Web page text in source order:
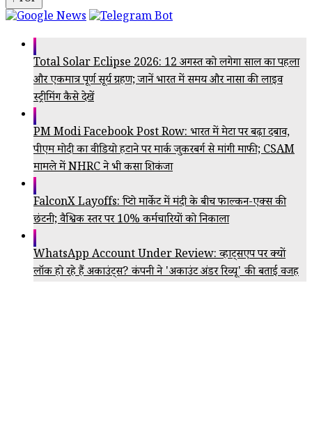
Total Solar Eclipse 2026: 12 अगस्त को लगेगा साल का पहला
और एकमात्र पूर्ण सूर्य ग्रहण; जानें भारत में समय और नासा की लाइव
स्ट्रीमिंग कैसे देखें
PM Modi Facebook Post Row: भारत में मेटा पर बढ़ा दबाव,
पीएम मोदी का वीडियो हटाने पर मार्क जुकरबर्ग से मांगी माफी; CSAM
मामले में NHRC ने भी कसा शिकंजा
FalconX Layoffs: क्रिप्टो मार्केट में मंदी के बीच फाल्कन-एक्स की
छंटनी; वैश्विक स्तर पर 10% कर्मचारियों को निकाला
WhatsApp Account Under Review: व्हाट्सएप पर क्यों
लॉक हो रहे हैं अकाउंट्स? कंपनी ने 'अकाउंट अंडर रिव्यू' की बताई वजह